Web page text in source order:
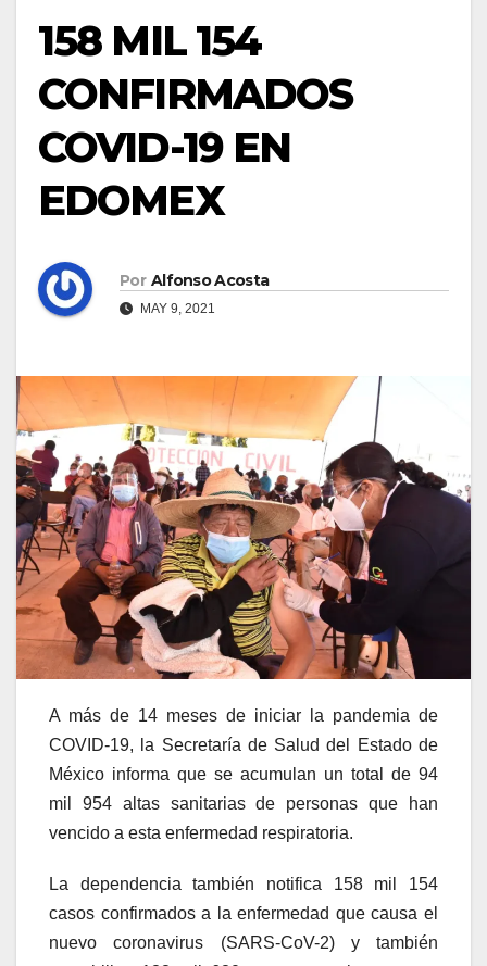
158 MIL 154
CONFIRMADOS
COVID-19 EN
EDOMEX
Por Alfonso Acosta
MAY 9, 2021
A más de 14 meses de iniciar la pandemia de
COVID-19, la Secretaría de Salud del Estado de
México informa que se acumulan un total de 94
mil 954 altas sanitarias de personas que han
vencido a esta enfermedad respiratoria.
La dependencia también notifica 158 mil 154
casos confirmados a la enfermedad que causa el
nuevo coronavirus (SARS-CoV-2) y también